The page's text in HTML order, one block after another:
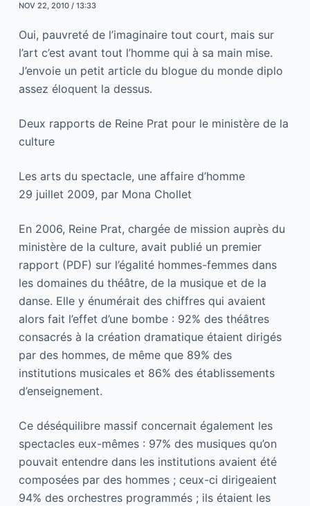
NOV 22, 2010 / 13:33
Oui, pauvreté de l’imaginaire tout court, mais sur
l’art c’est avant tout l’homme qui à sa main mise.
J’envoie un petit article du blogue du monde diplo
assez éloquent la dessus.
Deux rapports de Reine Prat pour le ministère de la
culture
Les arts du spectacle, une affaire d’homme
29 juillet 2009, par Mona Chollet
En 2006, Reine Prat, chargée de mission auprès du
ministère de la culture, avait publié un premier
rapport (PDF) sur l’égalité hommes-femmes dans
les domaines du théâtre, de la musique et de la
danse. Elle y énumérait des chiffres qui avaient
alors fait l’effet d’une bombe : 92% des théâtres
consacrés à la création dramatique étaient dirigés
par des hommes, de même que 89% des
institutions musicales et 86% des établissements
d’enseignement.
Ce déséquilibre massif concernait également les
spectacles eux-mêmes : 97% des musiques qu’on
pouvait entendre dans les institutions avaient été
composées par des hommes ; ceux-ci dirigeaient
94% des orchestres programmés ; ils étaient les